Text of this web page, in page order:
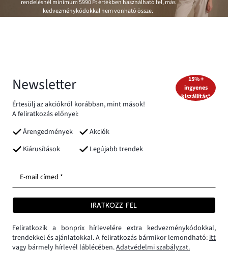
rendelésnél minimum5990 Ftértékben használható fel, más
kedvezménykódokkal nem vonható össze.
Newsletter
Értesülj az akciókról korábban, mint mások!
A feliratkozás előnyei:
Árengedmények
Akciók
Kiárusítások
Legújabb trendek
15% +
ingyenes
kiszállítás*
E-mail címed *
IRATKOZZ FEL
Feliratkozik a bonprix hírlevelére extra kedvezménykódokkal,
trendekkel és ajánlatokkal. A feliratkozás bármikor lemondható: itt
vagy bármely hírlevél láblécében.Adatvédelmi szabályzat.